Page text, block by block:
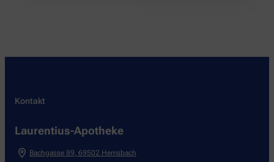
Kontakt
Laurentius-Apotheke
Bachgasse 89, 69502 Hemsbach